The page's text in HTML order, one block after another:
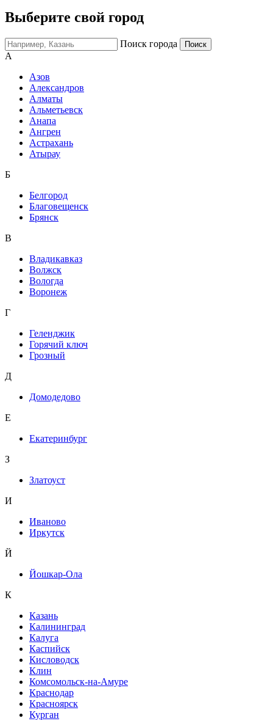
Выберите свой город
Поиск города
А
Азов
Александров
Алматы
Альметьевск
Анапа
Ангрен
Астрахань
Атырау
Б
Белгород
Благовещенск
Брянск
В
Владикавказ
Волжск
Вологда
Воронеж
Г
Геленджик
Горячий ключ
Грозный
Д
Домодедово
Е
Екатеринбург
З
Златоуст
И
Иваново
Иркутск
Й
Йошкар-Ола
К
Казань
Калининград
Калуга
Каспийск
Кисловодск
Клин
Комсомольск-на-Амуре
Краснодар
Красноярск
Курган